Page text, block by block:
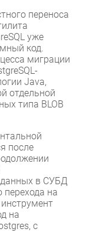
переноса
уже
код.
миграции
Java,
отдельной
типа BLOB
после
данных в СУБД
перехода на
на
с